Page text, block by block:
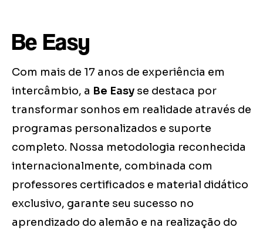
Be Easy
Com mais de 17 anos de experiência em
intercâmbio, a Be Easy se destaca por
transformar sonhos em realidade através de
programas personalizados e suporte
completo. Nossa metodologia reconhecida
internacionalmente, combinada com
professores certificados e material didático
exclusivo, garante seu sucesso no
aprendizado do alemão e na realização do